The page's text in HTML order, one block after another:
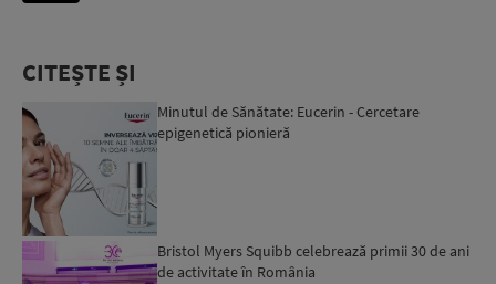
CITEȘTE ȘI
Minutul de Sănătate: Eucerin - Cercetare
epigenetică pionieră
Bristol Myers Squibb celebrează primii 30 de ani
de activitate în România